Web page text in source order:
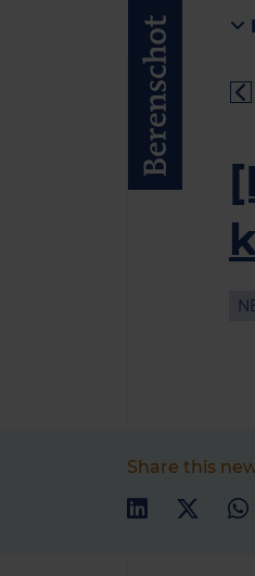
Share this